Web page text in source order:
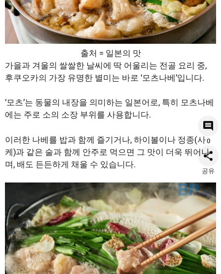
출처 = 일본의 맛
가을과 겨울의 쌀쌀한 날씨에 딱 어울리는 전골 요리 중,
후쿠오카의 가장 유명한 별미는 바로 ‘모츠나베’입니다.
‘모츠’는 동물의 내장을 의미하는 일본어로, 특히 모츠나베
에는 주로 소의 소장 부위를 사용합니다.
이러한 나베를 밥과 함께 즐기거나, 하이볼이나 정종(사
케)과 같은 술과 함께 안주로 먹으면 그 맛이 더욱 뛰어나
며, 배도 든든하게 채울 수 있습니다.
0
공유